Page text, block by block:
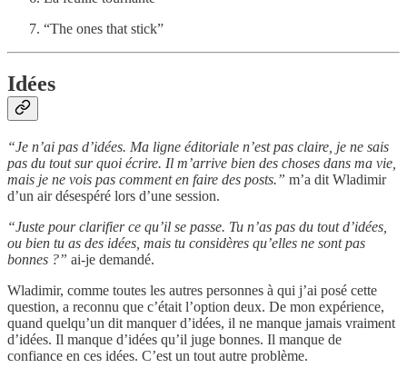
“The ones that stick”
Idées
“Je n’ai pas d’idées. Ma ligne éditoriale n’est pas claire, je ne sais
pas du tout sur quoi écrire. Il m’arrive bien des choses dans ma vie,
mais je ne vois pas comment en faire des posts.” m’a dit Wladimir
d’un air désespéré lors d’une session.
“Juste pour clarifier ce qu’il se passe. Tu n’as pas du tout d’idées,
ou bien tu as des idées, mais tu considères qu’elles ne sont pas
bonnes ?” ai-je demandé.
Wladimir, comme toutes les autres personnes à qui j’ai posé cette
question, a reconnu que c’était l’option deux. De mon expérience,
quand quelqu’un dit manquer d’idées, il ne manque jamais vraiment
d’idées. Il manque d’idées qu’il juge bonnes. Il manque de
confiance en ces idées. C’est un tout autre problème.